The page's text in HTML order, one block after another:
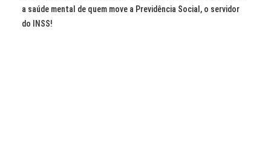
a saúde mental de quem move a Previdência Social, o servidor
do INSS!